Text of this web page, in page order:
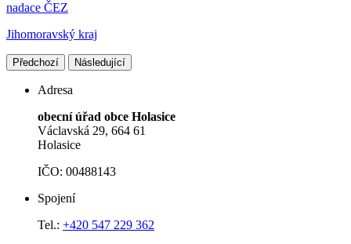
nadace ČEZ
Jihomoravský kraj
Předchozí Následující
Adresa
obecní úřad obce Holasice
Václavská 29, 664 61
Holasice
IČO: 00488143
Spojení
Tel.: +420 547 229 362